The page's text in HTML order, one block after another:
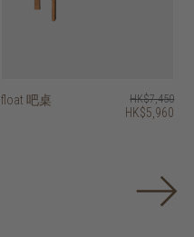
float 吧桌 HK$7,450
HK$5,960